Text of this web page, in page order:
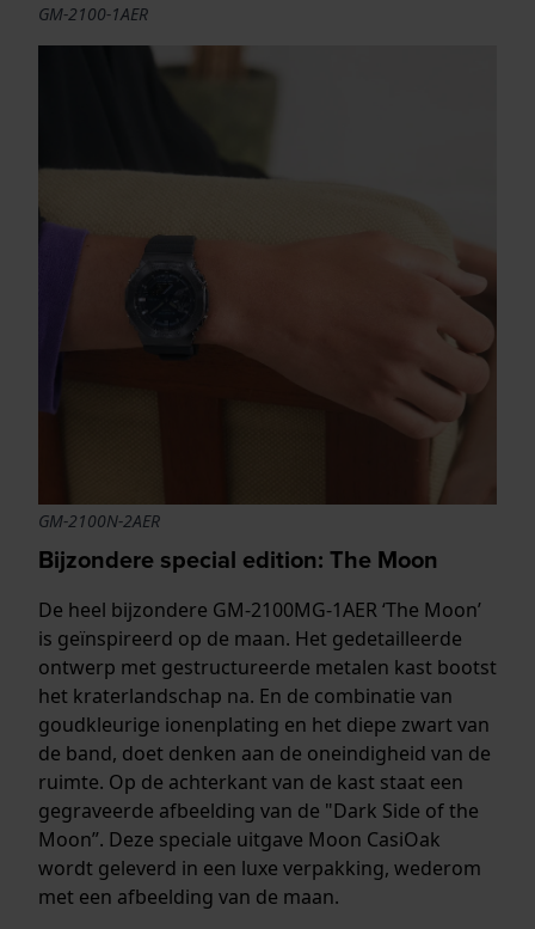
GM-2100-1AER
GM-2100N-2AER
Bijzondere special edition: The Moon
De heel bijzondere GM-2100MG-1AER ‘The Moon’
is geïnspireerd op de maan. Het gedetailleerde
ontwerp met gestructureerde metalen kast bootst
het kraterlandschap na. En de combinatie van
goudkleurige ionenplating en het diepe zwart van
de band, doet denken aan de oneindigheid van de
ruimte. Op de achterkant van de kast staat een
gegraveerde afbeelding van de "Dark Side of the
Moon”. Deze speciale uitgave Moon CasiOak
wordt geleverd in een luxe verpakking, wederom
met een afbeelding van de maan.